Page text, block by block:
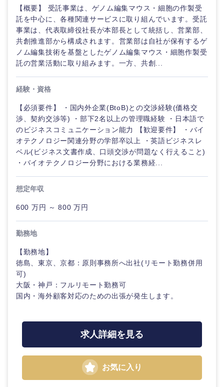
タント
専門職
技術職
（IT）、
作、ゲー
技術職
（モノづ
くり）
職
メディカ
不動産専
門職
工管理
メディカル
不動産専門職
建設・施工管理
その他
IT・通信
WEBサービス
コンサル・シンクタンク
マスメディア
エンターテイメント
法律・特許事務所・監査法人
サービス
茨城県 栃木県
群馬県 埼玉県
千葉県 東京都
完全週休2日制 社宅・家賃補助有
【概要】 受託事業は、ゲノム編集マウス・細胞の作製受
託を中心に、各種関連サービスに取り組んでいます。受託
事業は、代表取締役社長が本部長として統括し、営業部、
共創推進部から構成されます。営業部は自社が保有するゲ
ノム編集技術を基盤としたゲノム編集マウス・細胞作製受
託の営業活動に取り組みます。一方、共創...
経験・資格
【必須要件】 ・国内外企業(BtoB)との交渉経験(価格交
渉、契約交渉等) ・部下2名以上の管理職経験 ・日本語で
のビジネスコミュニケーション能力 【歓迎要件】 ・バイ
オテクノロジー関連分野の学部卒以上 ・英語ビジネスレ
ベル(ビジネス文書作成、口頭交渉が問題なく行えること)
・バイオテクノロジー分野における業務経...
想定年収
600 万円 ～ 800 万円
勤務地
【勤務地】
徳島、東京、京都：原則事務所へ出社(リモート勤務併用
可)
大阪・神戸：フルリモート勤務可
国内・海外顧客対応のための出張が発生します。
求人詳細を見る
お気に入り